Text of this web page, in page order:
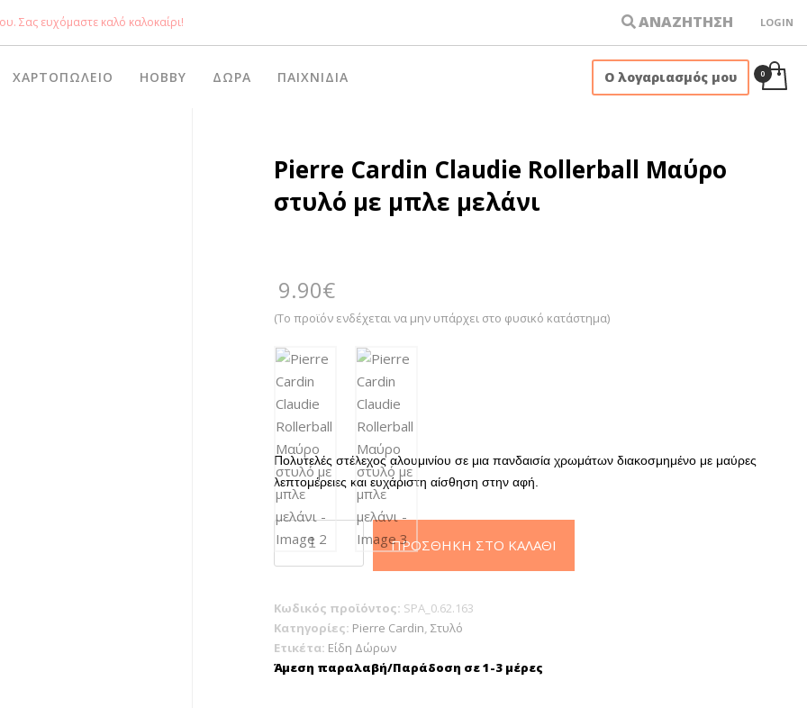
Σας ευχόμαστε καλό καλοκαίρι! ΑΝΑΖΗΤΗΣΗ LOGIN
ΧΑΡΤΟΠΩΛΕΊΟ HOBBY ΔΏΡΑ ΠΑΙΧΝΊΔΙΑ Ο λογαριασμός μου
Pierre Cardin Claudie Rollerball Μαύρο
στυλό με μπλε μελάνι
9.90€
(Το προϊόν ενδέχεται να μην υπάρχει στο φυσικό κατάστημα)
Πολυτελές στέλεχος αλουμινίου σε μια πανδαισία χρωμάτων διακοσμημένο με μαύρες
λεπτομέρειες και ευχάριστη αίσθηση στην αφή.
Pierre
Cardin
Μαύρο
στυλό
με
ΠΡΟΣΘΉΚΗ ΣΤΟ ΚΑΛΆΘΙ
Κωδικός προϊόντος: SPA_0.62.163
Κατηγορίες: Pierre Cardin, Στυλό
Ετικέτα: Είδη Δώρων
Άμεση παραλαβή/Παράδοση σε 1-3 μέρες